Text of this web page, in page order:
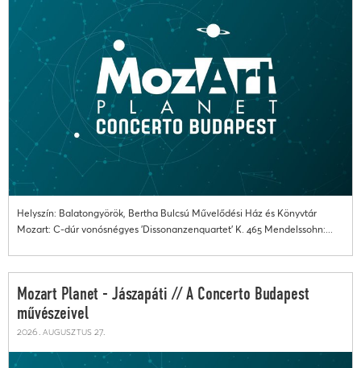
Helyszín: Balatongyörök, Bertha Bulcsú Művelődési Ház és Könyvtár
Mozart: C-dúr vonósnégyes 'Dissonanzenquartet' K. 465 Mendelssohn:...
Mozart Planet - Jászapáti // A Concerto Budapest
művészeivel
2026. augusztus 27.